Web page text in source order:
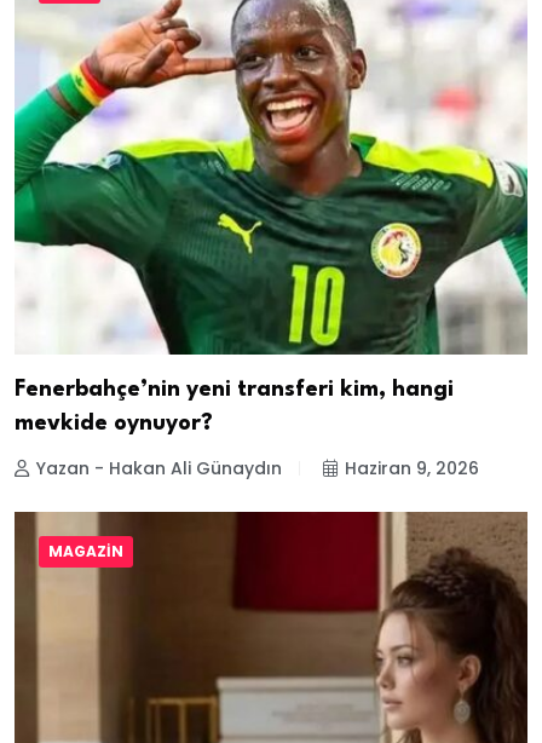
Fenerbahçe’nin yeni transferi kim, hangi
mevkide oynuyor?
Yazan - Hakan Ali Günaydın Haziran 9, 2026
MAGAZIN